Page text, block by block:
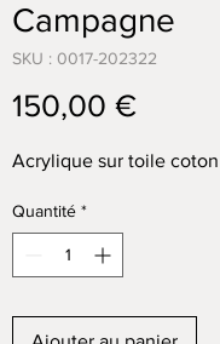
Campagne
SKU : 0017-202322
150,00 €Prix
Acrylique sur toile
Quantité *